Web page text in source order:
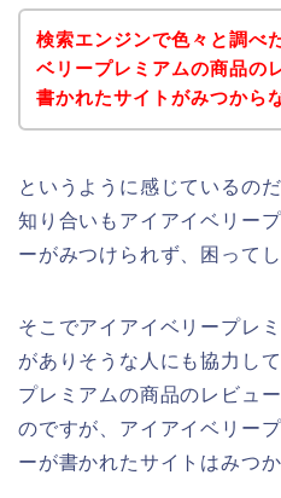
検索エンジンで色々と調べ
ベリープレミアムの商品の
書かれたサイトがみつから
というように感じているの
知り合いもアイアイベリー
ーがみつけられず、困って
そこでアイアイベリープレ
がありそうな人にも協力し
プレミアムの商品のレビュ
のですが、アイアイベリー
ーが書かれたサイトはみつ